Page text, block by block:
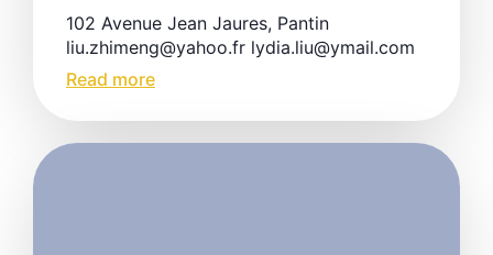
102 Avenue Jean Jaures, Pantin
liu.zhimeng@yahoo.fr lydia.liu@ymail.com
Read more